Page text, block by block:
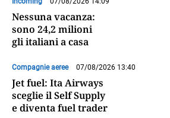
Nessuna vacanza:
sono 24,2 milioni
gli italiani a casa
Compagnie aeree 07/08/2026 13:40
Jet fuel: Ita Airways
sceglie il Self Supply
e diventa fuel trader